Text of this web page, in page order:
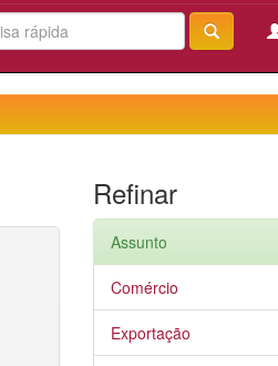
Refinar
Assunto
Comércio
Exportação